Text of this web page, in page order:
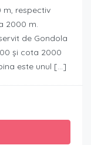
m, respectiv
2000 m.
de Gondola
și cota 2000
este unul […]